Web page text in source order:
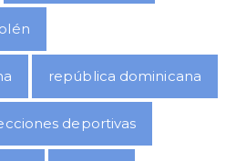
república dominicana
deportivas